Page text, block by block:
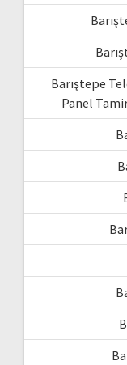
Barıştepe
Panel